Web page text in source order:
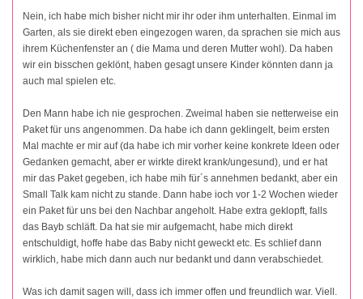
Nein, ich habe mich bisher nicht mir ihr oder ihm unterhalten. Einmal im
Garten, als sie direkt eben eingezogen waren, da sprachen sie mich aus
ihrem Küchenfenster an ( die Mama und deren Mutter wohl). Da haben
wir ein bisschen geklönt, haben gesagt unsere Kinder könnten dann ja
auch mal spielen etc.
Den Mann habe ich nie gesprochen. Zweimal haben sie netterweise ein
Paket für uns angenommen. Da habe ich dann geklingelt, beim ersten
Mal machte er mir auf (da habe ich mir vorher keine konkrete Ideen oder
Gedanken gemacht, aber er wirkte direkt krank/ungesund), und er hat
mir das Paket gegeben, ich habe mih für´s annehmen bedankt, aber ein
Small Talk kam nicht zu stande. Dann habe ioch vor 1-2 Wochen wieder
ein Paket für uns bei den Nachbar angeholt. Habe extra geklopft, falls
das Bayb schläft. Da hat sie mir aufgemacht, habe mich direkt
entschuldigt, hoffe habe das Baby nicht geweckt etc. Es schlief dann
wirklich, habe mich dann auch nur bedankt und dann verabschiedet.
Was ich damit sagen will, dass ich immer offen und freundlich war. Viell.